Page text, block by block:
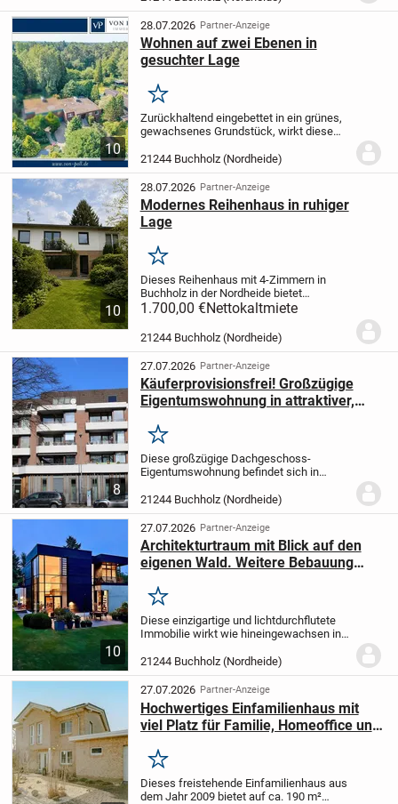
einer überdachten...
10
28.07.2026 Partner-Anzeige
Wohnen auf zwei Ebenen in
gesuchter Lage
Merken
Zurückhaltend eingebettet in ein grünes,
gewachsenes Grundstück, wirkt diese
unaufgeregt und privat. Rund 137 m²
Wohnfläche verteilen sich auf vier
Zimmer, darunter...
21244 Buchholz (Nordheide)
10
28.07.2026 Partner-Anzeige
Modernes Reihenhaus in ruhiger
Lage
Merken
Dieses Reihenhaus mit 4-Zimmern in
Buchholz in der Nordheide bietet
insgesamt 98.2 qm Wohnfläche. Die
sowie 1 Badezimmer, ergänzt durch ein
zusätzliches Gäste-WC....
1.700,00 €Nettokaltmiete
21244 Buchholz (Nordheide)
8
27.07.2026 Partner-Anzeige
Käuferprovisionsfrei! Großzügige
Eigentumswohnung in attraktiver,
Merken
Diese großzügige Dachgeschoss-
Eigentumswohnung befindet sich in
Nordheide und überzeugt durch ihre
durchdachte Raumaufteilung sowie ein
angenehmes Wohnambiente...
21244 Buchholz (Nordheide)
10
27.07.2026 Partner-Anzeige
Architekturtraum mit Blick auf den
eigenen Wald. Weitere Bebauung
Merken
Diese einzigartige und lichtdurchflutete
Immobilie wirkt wie hineingewachsen in
Es entsteht der Eindruck einer
grenzenlosen Architektur, die das Wohnen
auf dem...
21244 Buchholz (Nordheide)
27.07.2026 Partner-Anzeige
Hochwertiges Einfamilienhaus mit
viel Platz für Familie, Homeoffice und
Merken
Dieses freistehende Einfamilienhaus aus
dem Jahr 2009 bietet auf ca. 190 m²